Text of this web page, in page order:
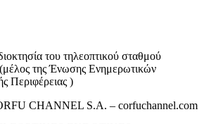
του τηλεοπτικού σταθμού
της Ένωσης Ενημερωτικών
Περιφέρειας )
CHANNEL S.A. – corfuchannel.com